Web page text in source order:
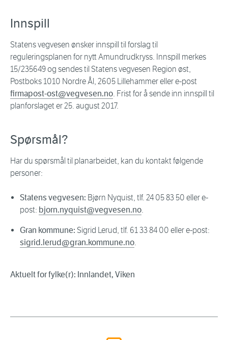
Innspill
Statens vegvesen ønsker innspill til forslag til
reguleringsplanen for nytt Amundrudkryss. Innspill merkes
15/235649 og sendes til Statens vegvesen Region øst,
Postboks 1010 Nordre Ål, 2605 Lillehammer eller e-post
firmapost-ost@vegvesen.no. Frist for å sende inn innspill til
planforslaget er 25. august 2017.
Spørsmål?
Har du spørsmål til planarbeidet, kan du kontakt følgende
personer:
Statens vegvesen: Bjørn Nyquist, tlf. 24 05 83 50 eller e-
post: bjorn.nyquist@vegvesen.no.
Gran kommune: Sigrid Lerud, tlf. 61 33 84 00 eller e-post:
sigrid.lerud@gran.kommune.no.
Aktuelt for fylke(r): Innlandet, Viken